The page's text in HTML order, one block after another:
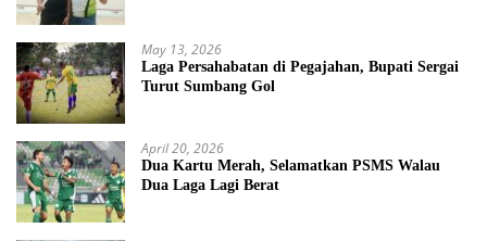
May 13, 2026
Laga Persahabatan di Pegajahan, Bupati Sergai
Turut Sumbang Gol
April 20, 2026
Dua Kartu Merah, Selamatkan PSMS Walau
Dua Laga Lagi Berat